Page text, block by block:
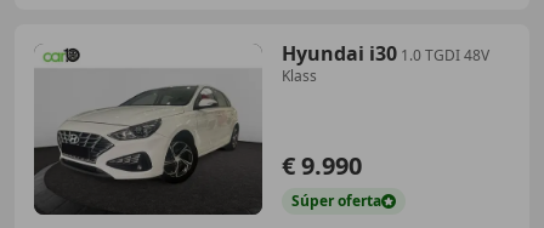
Hyundai i30 1.0 TGDI 48V
Klass
€ 9.990
Súperoferta